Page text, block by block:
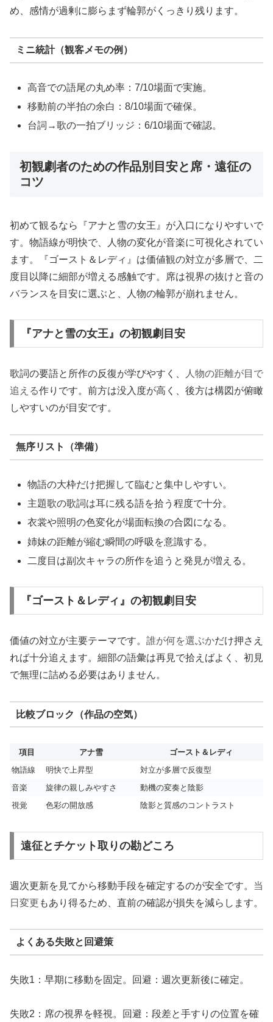
め、感情が過剰に膨らまず輪郭がくっきり残ります。
ミニ統計（観客メモの例）
高音での語尾の丸め率：7/10場面で実施。
移動前の半拍の余白：8/10場面で確保。
台詞→歌の一拍ブリッジ：6/10場面で確認。
初観劇者のための作品別目安と席・遠征の
コツ
初めて観るなら『アナと雪の女王』が入口になりやすいで
す。物語線が明快で、人物の変化が音楽に可視化されてい
ます。『ゴースト＆レディ』は価値観の対立が多層で、二
度目以降に細部が増える感触です。席は視界の抜けと音の
バランスを目安に選ぶと、人物の輪郭が崩れません。
『アナと雪の女王』の初観劇目安
歌詞の要語と所作の反復が学びやすく、
人物の距離が目で
追える作りです。前方は没入度が高く、後方は構図が俯瞰
しやすいのが目安です。
無序リスト（準備）
物語の大枠だけ把握して臨むと集中しやすい。
主題歌の歌詞は耳に残る語を拾う程度で十分。
衣裳や照明の色変化が場面転換の合図になる。
姉妹の距離が縮む瞬間の呼吸を意識する。
二度目は副次キャラの所作を追うと発見が増える。
『ゴースト＆レディ』の初観劇目安
価値の対立が主要テーマです。 誰が何を選ぶかだけ押さえ
れば十分追えます。細部の語彙は再見で拾えばよく、初見
で無理に詰める必要はありません。
比較ブロック（作品の空気）
項目 アナ雪
ゴースト＆レディ
物語線
明快で上昇型
対立が多層で反復型
音楽
旋律の親しみやすさ
動機の変奏と陰影
視覚
色彩の開放感 陰影と質感のコントラスト
遠征とチケット取りの勘どころ
週次更新を見てから移動手段を確定するのが安全です。 当
日変更 もあり得るため、直前の確認が損失を減らします。
よくある失敗と回避策
失敗1：早期に移動を固定。回避：週次更新後に確定。
失敗2：席の視界を軽視。回避：段差と手すりの位置を確